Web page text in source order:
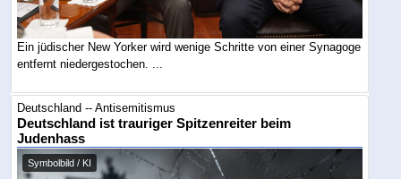
Ein jüdischer New Yorker wird wenige Schritte von einer Synagoge
entfernt niedergestochen. ...
Deutschland -- Antisemitismus
Deutschland ist trauriger Spitzenreiter beim
Judenhass
Symbolbild / KI